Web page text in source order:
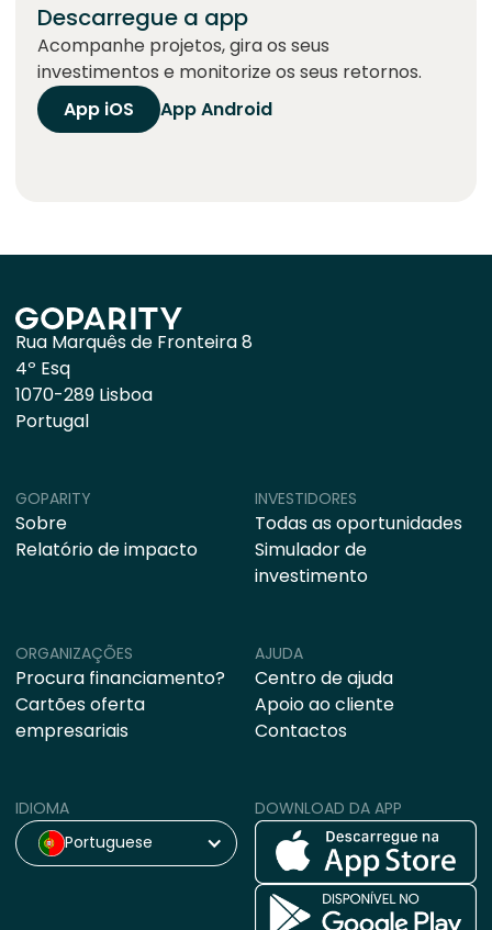
Descarregue a app
Acompanhe projetos, gira os seus
investimentos e monitorize os seus retornos.
App iOS
App Android
Rua Marquês de Fronteira 8
4º Esq
1070-289 Lisboa
Portugal
ORGANIZAÇÕES
Procura financiamento?
Cartões oferta
empresariais
AJUDA
Centro de ajuda
Apoio ao cliente
Contactos
GOPARITY
Sobre
Relatório de impacto
INVESTIDORES
Todas as oportunidades
Simulador de
investimento
IDIOMA
Portuguese
DOWNLOAD DA APP